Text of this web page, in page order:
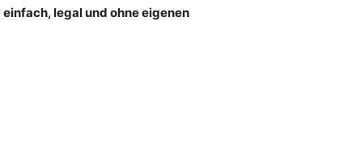
einfach, legal und ohne eigenen